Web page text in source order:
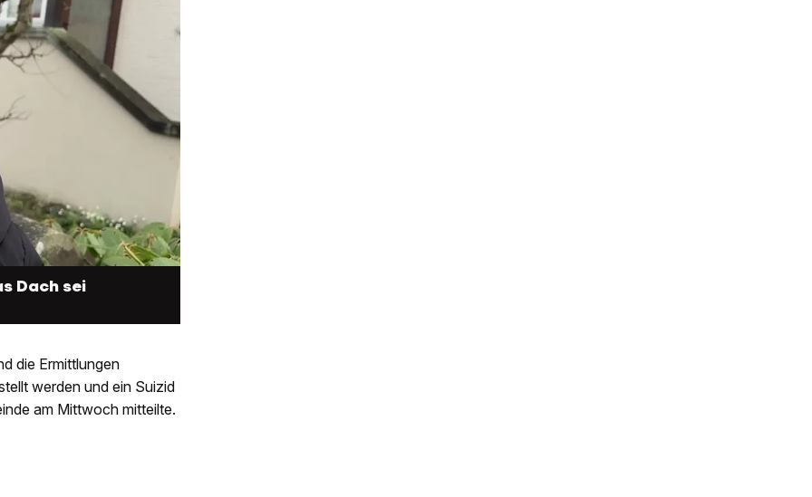
Dach sei
die Ermittlungen
werden und ein Suizid
am Mittwoch mitteilte.